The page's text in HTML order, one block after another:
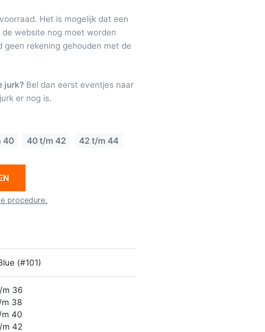
Het is mogelijk dat een
website nog moet worden
rekening gehouden met de
jurk? Bel dan eerst eventjes naar
er nog is.
40 40 t/m 42 42 t/m 44
procedure.
(#101)
36
38
40
42